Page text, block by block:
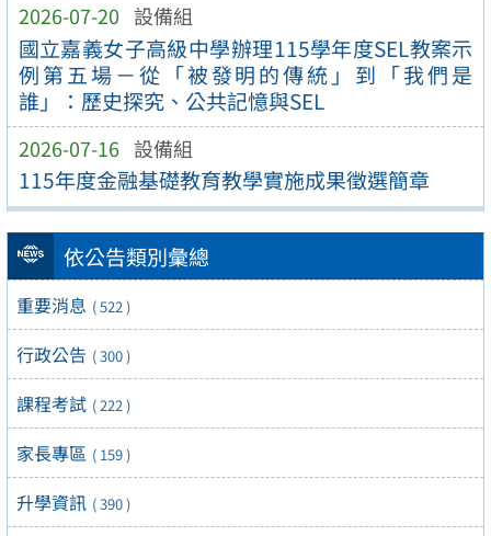
2026-07-20 設備組
國立嘉義女子高級中學辦理115學年度SEL教案示
例第五場－從「被發明的傳統」到「我們是
誰」：歷史探究、公共記憶與SEL
2026-07-16 設備組
115年度金融基礎教育教學實施成果徵選簡章
依公告類別彙總
重要消息 ( 522 )
行政公告 ( 300 )
課程考試 ( 222 )
家長專區 ( 159 )
升學資訊 ( 390 )